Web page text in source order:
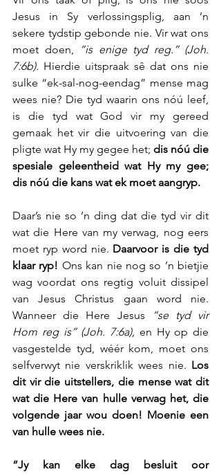
Jesus in Sy verlossingsplig, aan ’n
sekere tydstip gebonde nie. Vir wat ons
moet doen,
“is enige tyd reg.” (Joh.
7:6b). Hierdie uitspraak sê dat ons nie
sulke “ek-sal-nog-eendag” mense mag
wees nie? Die tyd waarin ons nóú leef,
is die tyd wat God vir my gereed
gemaak het vir die uitvoering van die
pligte wat Hy my gegee het; dis nóú die
spesiale geleentheid wat Hy my gee;
dis nóú die kans wat ek moet aangryp.
Daar’s nie so ’n ding dat die tyd vir dit
wat die Here van my verwag, nog eers
moet ryp word nie. Daarvoor is die tyd
klaar ryp! Ons kan nie nog so ’n bietjie
wag voordat ons regtig voluit dissipel
van Jesus Christus gaan word nie.
Wanneer die Here Jesus
“se tyd vir
Hom reg is” (Joh. 7:6a), en Hy op die
vasgestelde tyd, wéér kom, moet ons
selfverwyt nie verskriklik wees nie. Los
dit vir die uitstellers, die mense wat dit
wat die Here van hulle verwag het, die
volgende jaar wou doen! Moenie een
van hulle wees nie.
“Jy kan elke dag besluit oor